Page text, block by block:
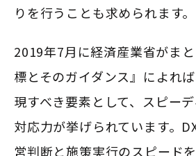
りを行うことも求められます。
2019年7月に経済産業省がま
標とそのガイダンス』によれ
現すべき要素として、スピー
対応力が挙げられています。
営判断と施策実行のスピード